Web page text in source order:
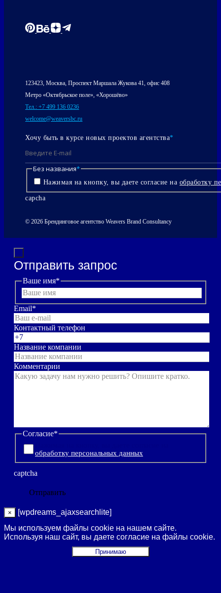
123423, Москва, Проспект Маршала Жукова 41, офис 408
Метро «Октябрьское поле», «Хорошёво»
Тел.: +7 499 136 0236
welcome@weaversbc.ru
Хочу быть в курсе новых проектов агентства*
Без названия*
Нажимая на кнопку, вы даете согласие на обработку
capcha
© 2026 Брендинговое агентство Weavers Brand Consultancy
Отправить запрос
Ваше имя*
Email*
Контактный телефон
Название компании
Комментарии
Согласие*
обработку персональных данных
captcha
×
[wpdreams_ajaxsearchlite]
Мы используем файлы cookie на нашем сайте.
Используя наш сайт, вы даете согласие на файлы cookie.
Принимаю